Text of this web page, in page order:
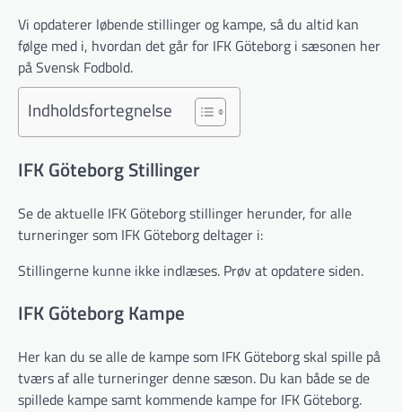
Vi opdaterer løbende stillinger og kampe, så du altid kan
følge med i, hvordan det går for IFK Göteborg i sæsonen her
på Svensk Fodbold.
Indholdsfortegnelse
IFK Göteborg Stillinger
Se de aktuelle IFK Göteborg stillinger herunder, for alle
turneringer som IFK Göteborg deltager i:
Stillingerne kunne ikke indlæses. Prøv at opdatere siden.
IFK Göteborg Kampe
Her kan du se alle de kampe som IFK Göteborg skal spille på
tværs af alle turneringer denne sæson. Du kan både se de
spillede kampe samt kommende kampe for IFK Göteborg.